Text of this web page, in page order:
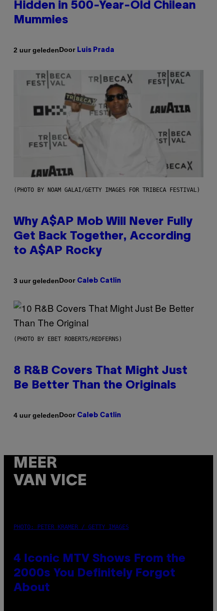
Hidden in 500-Year-Old Chilean
Mummies
2 uur geledenDoor Luis Prada
(PHOTO BY NOAM GALAI/GETTY IMAGES FOR TRIBECA FESTIVAL)
Why A$AP Mob Will Never Fully
Get Back Together, According
to A$AP Rocky
3 uur geledenDoor Caleb Catlin
(PHOTO BY EBET ROBERTS/REDFERNS)
8 R&B Covers That Might Just
Be Better Than the Originals
4 uur geledenDoor Caleb Catlin
MEER
VAN VICE
PHOTO: PETER KRAMER / GETTY IMAGES
4 Iconic MTV Shows From the
2000s You Definitely Forgot
About